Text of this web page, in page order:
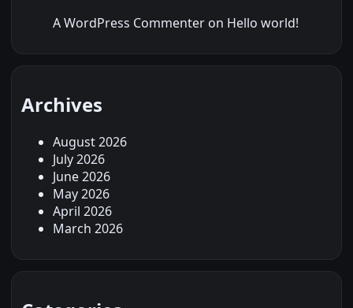
A WordPress Commenter on Hello world!
Archives
August 2026
July 2026
June 2026
May 2026
April 2026
March 2026